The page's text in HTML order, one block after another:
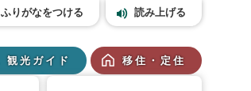
ふりがなをつける 読み上げる
観光ガイド 移住・定住